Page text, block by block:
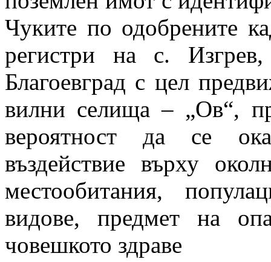
Чуките по одобрените
регистри на с.
Благоевград с цел
вилни селища – „Ов“,
вероятност да се
въздействие върху
местообитания,
видове, предмет на
човешкото здраве